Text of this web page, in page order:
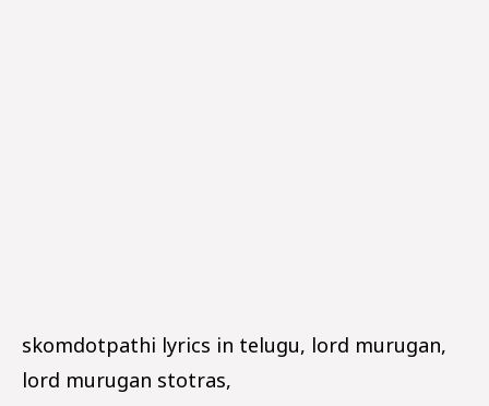
skomdotpathi lyrics in telugu, lord murugan,
lord murugan stotras,